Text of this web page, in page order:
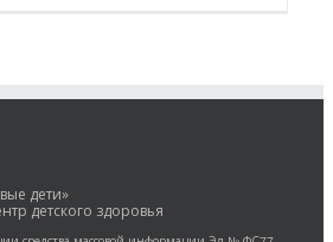
дети»
детского здоровья